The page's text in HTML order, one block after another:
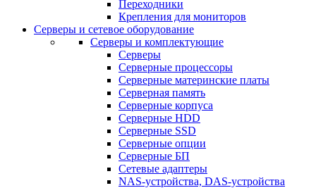
Переходники
Крепления для мониторов
Серверы и сетевое оборудование
Серверы и комплектующие
Серверы
Серверные процессоры
Серверные материнские платы
Серверная память
Серверные корпуса
Серверные HDD
Серверные SSD
Серверные опции
Серверные БП
Сетевые адаптеры
NAS-устройства, DAS-устройства